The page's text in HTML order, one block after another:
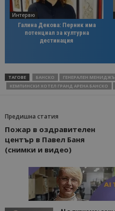
Интервю
Галина Декова: Перник има
потенциал за културна
дестинация
ТАГОВЕ БАНСКО
ГЕНЕРАЛЕН
КЕМПИНСКИ ХОТЕЛ ГРАНД АРЕНА БАНСКО
Предишна статия
Пожар в оздравителен
център в Павел Баня
(снимки и видео)